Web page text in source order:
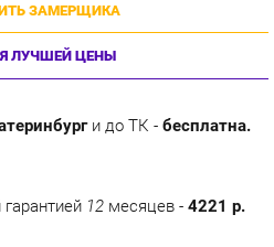
ЛУЧШЕЙ ЦЕНЫ
и до ТК -бесплатна.